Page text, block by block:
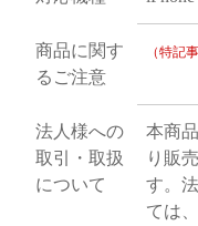
商品に関す
るご注意
（特記
法人様への
取引・取扱
について
本商
り販
す。
ては